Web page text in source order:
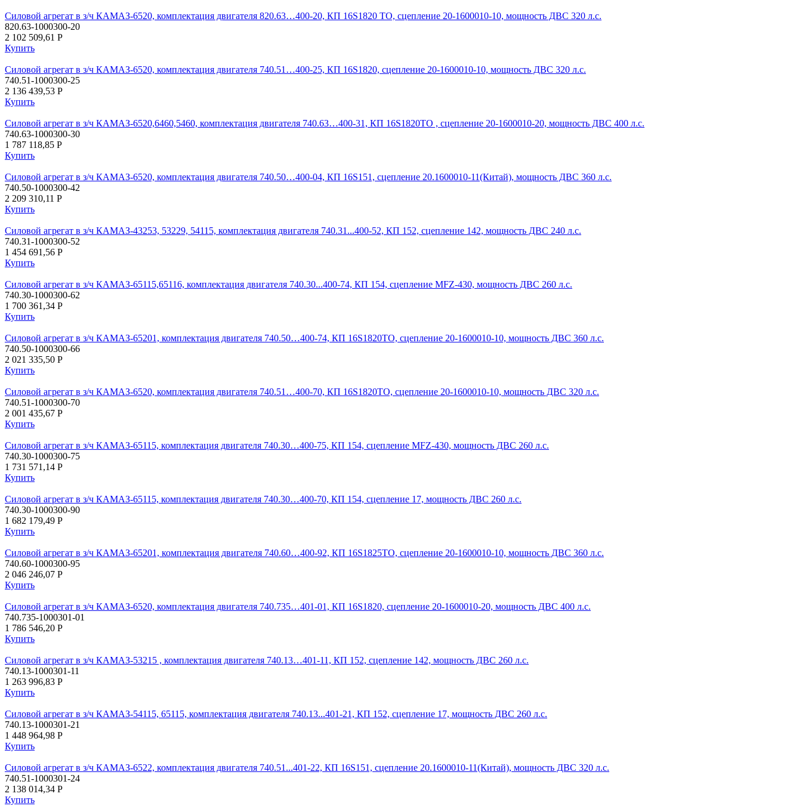
Силовой агрегат в з/ч КАМАЗ-6520, комплектация двигателя 820.63…400-20, КП 16S1820 ТО, сцепление 20-1600010-10, мощность ДВС 320 л.с.
820.63-1000300-20
2 102 509,61 P
Купить
Силовой агрегат в з/ч КАМАЗ-6520, комплектация двигателя 740.51…400-25, КП 16S1820, сцепление 20-1600010-10, мощность ДВС 320 л.с.
740.51-1000300-25
2 136 439,53 P
Купить
Силовой агрегат в з/ч КАМАЗ-6520,6460,5460, комплектация двигателя 740.63…400-31, КП 16S1820TO , сцепление 20-1600010-20, мощность ДВС 400 л.с.
740.63-1000300-30
1 787 118,85 P
Купить
Силовой агрегат в з/ч КАМАЗ-6520, комплектация двигателя 740.50…400-04, КП 16S151, сцепление 20.1600010-11(Китай), мощность ДВС 360 л.с.
740.50-1000300-42
2 209 310,11 P
Купить
Силовой агрегат в з/ч КАМАЗ-43253, 53229, 54115, комплектация двигателя 740.31...400-52, КП 152, сцепление 142, мощность ДВС 240 л.с.
740.31-1000300-52
1 454 691,56 P
Купить
Силовой агрегат в з/ч КАМАЗ-65115,65116, комплектация двигателя 740.30...400-74, КП 154, сцепление MFZ-430, мощность ДВС 260 л.с.
740.30-1000300-62
1 700 361,34 P
Купить
Силовой агрегат в з/ч КАМАЗ-65201, комплектация двигателя 740.50…400-74, КП 16S1820TO, сцепление 20-1600010-10, мощность ДВС 360 л.с.
740.50-1000300-66
2 021 335,50 P
Купить
Силовой агрегат в з/ч КАМАЗ-6520, комплектация двигателя 740.51…400-70, КП 16S1820TO, сцепление 20-1600010-10, мощность ДВС 320 л.с.
740.51-1000300-70
2 001 435,67 P
Купить
Силовой агрегат в з/ч КАМАЗ-65115, комплектация двигателя 740.30…400-75, КП 154, сцепление MFZ-430, мощность ДВС 260 л.с.
740.30-1000300-75
1 731 571,14 P
Купить
Силовой агрегат в з/ч КАМАЗ-65115, комплектация двигателя 740.30…400-70, КП 154, сцепление 17, мощность ДВС 260 л.с.
740.30-1000300-90
1 682 179,49 P
Купить
Силовой агрегат в з/ч КАМАЗ-65201, комплектация двигателя 740.60…400-92, КП 16S1825TO, сцепление 20-1600010-10, мощность ДВС 360 л.с.
740.60-1000300-95
2 046 246,07 P
Купить
Силовой агрегат в з/ч КАМАЗ-6520, комплектация двигателя 740.735…401-01, КП 16S1820, сцепление 20-1600010-20, мощность ДВС 400 л.с.
740.735-1000301-01
1 786 546,20 P
Купить
Силовой агрегат в з/ч КАМАЗ-53215 , комплектация двигателя 740.13…401-11, КП 152, сцепление 142, мощность ДВС 260 л.с.
740.13-1000301-11
1 263 996,83 P
Купить
Силовой агрегат в з/ч КАМАЗ-54115, 65115, комплектация двигателя 740.13...401-21, КП 152, сцепление 17, мощность ДВС 260 л.с.
740.13-1000301-21
1 448 964,98 P
Купить
Силовой агрегат в з/ч КАМАЗ-6522, комплектация двигателя 740.51...401-22, КП 16S151, сцепление 20.1600010-11(Китай), мощность ДВС 320 л.с.
740.51-1000301-24
2 138 014,34 P
Купить